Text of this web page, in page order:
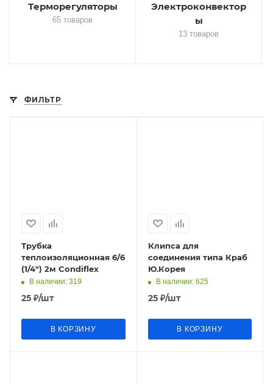
Терморегуляторы
65 товаров
Электроконвектор
ы
13 товаров
ФИЛЬТР
Трубка
теплоизоляционная 6/6
(1/4") 2м Condiflex
В наличии: 319
25 ₽/шт
В КОРЗИНУ
Клипса для
соединения типа Краб
Ю.Корея
В наличии: 625
25₽/шт
В КОРЗИНУ